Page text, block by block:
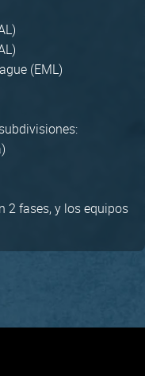
(EML)
2 fases, y los equipos